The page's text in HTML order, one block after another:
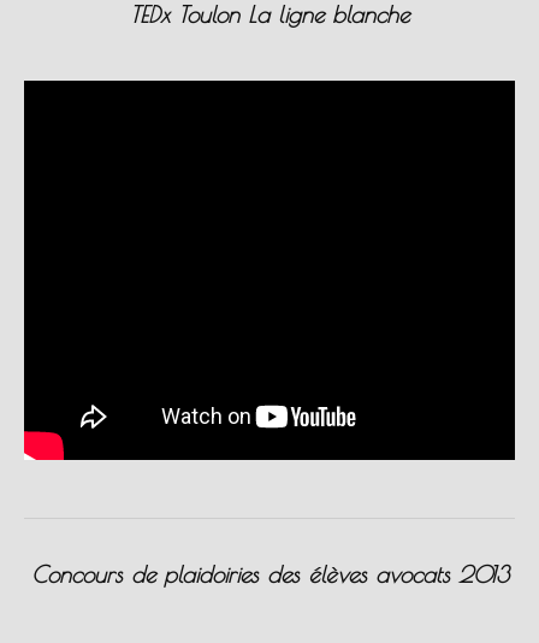
TEDx Toulon La ligne blanche
Concours de plaidoiries des élèves avocats 2013